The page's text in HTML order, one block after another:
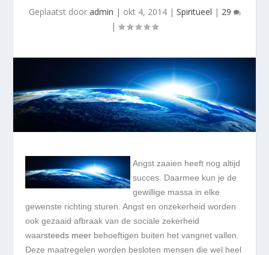
Geplaatst door admin | okt 4, 2014| Spiritueel | 29
|
Angst zaaien heeft nog altijd
succes. Daarmee kun je de
gewillige massa in elke
gewenste richting sturen. Angst en onzekerheid worden
ook gezaaid afbraak van de sociale zekerheid
waarsteeds meer behoeftigen buiten het vangnet vallen.
Deze maatregelen worden besloten mensen die wel heel